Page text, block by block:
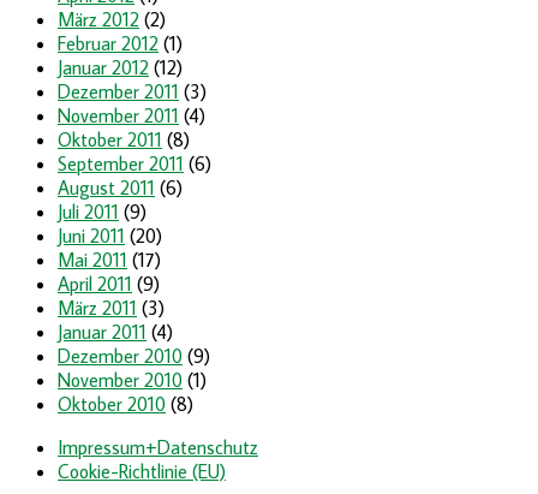
März 2012 (2)
Februar 2012 (1)
Januar 2012 (12)
Dezember 2011 (3)
November 2011 (4)
Oktober 2011 (8)
September 2011 (6)
August 2011 (6)
Juli 2011 (9)
Juni 2011 (20)
Mai 2011 (17)
April 2011 (9)
März 2011 (3)
Januar 2011 (4)
Dezember 2010 (9)
November 2010 (1)
Oktober 2010 (8)
Impressum+Datenschutz
Cookie-Richtlinie (EU)